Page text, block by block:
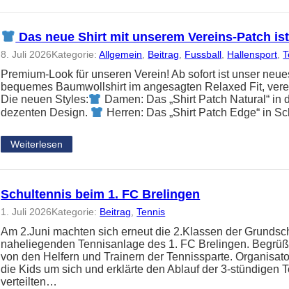
Das neue Shirt mit unserem Vereins-Patch
8. Juli 2026Kategorie:Allgemein Beitrag Fussball Hallensport ,
Premium-Look für unseren Verein! Ab sofort ist unser
bequemes Baumwollshirt im angesagten Relaxed Fit,
Die neuen Styles:
Damen: Das „Shirt Patch Natural“
dezenten Design.
Herren: Das „Shirt Patch Edge“ in
Weiterlesen
Schultennis beim 1. FC Brelingen
1. Juli 2026Kategorie: Beitrag, Tennis
Am 2.Juni machten sich erneut die 2.Klassen der
naheliegenden Tennisanlage des 1. FC Brelingen.
von den Helfern und Trainern der Tennissparte.
die Kids um sich und erklärte den Ablauf der 3-stündigen
verteilten…